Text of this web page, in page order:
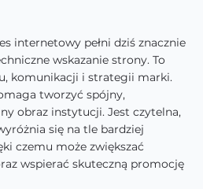
internetowy pełni dziś znacznie
wskazanie strony. To
komunikacji i strategii marki.
tworzyć spójny,
obraz instytucji. Jest czytelna,
się na tle bardziej
czemu może zwiększać
wspierać skuteczną promocję